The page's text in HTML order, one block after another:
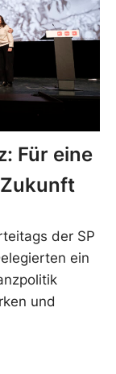
Für eine
der SP
ein
und